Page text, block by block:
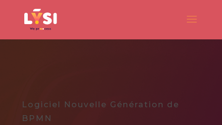
Logiciel Nouvelle Génération de
BPMN